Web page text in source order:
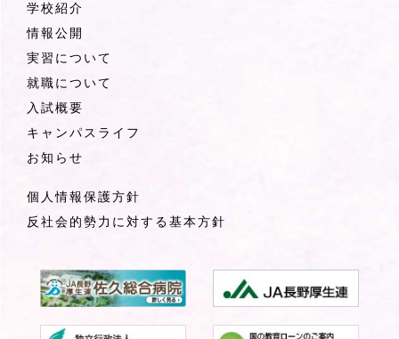
学校紹介
情報公開
実習について
就職について
入試概要
キャンパスライフ
お知らせ
個人情報保護方針
反社会的勢力に対する基本方針